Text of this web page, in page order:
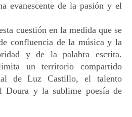
evanescente de la pasión y el
cuestión en la medida que se
confluencia de la música y la
y de la palabra escrita.
un territorio compartido
de Luz Castillo, el talento
Doura y la sublime poesía de